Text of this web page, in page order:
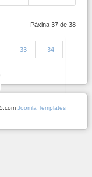
Páxina 37 de 38
33 34
Joomla Templates